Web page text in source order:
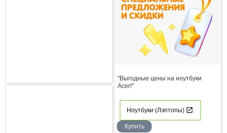
"Выгодные цены на ноутбуки
Acer!"
Ноутбуки (Лэптопы)
Купить